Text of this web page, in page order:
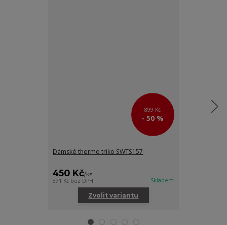
899 Kč
- 50 %
Dámské thermo triko SWTS157
450 Kč/ks
371 Kč bez DPH Skladem
Zvolit variantu